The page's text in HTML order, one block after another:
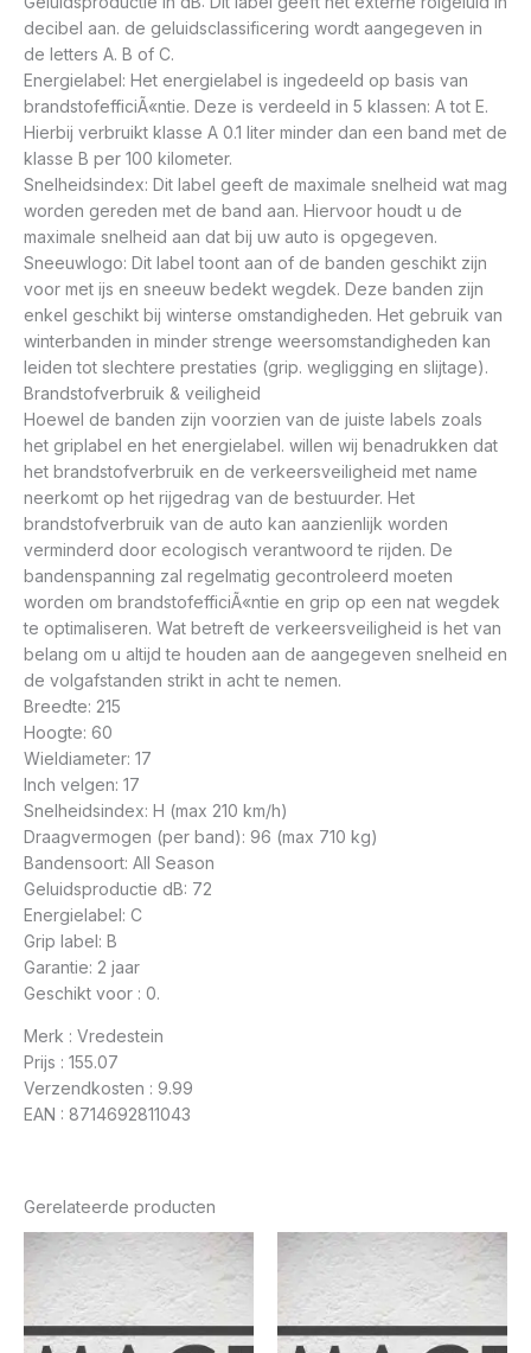
decibel aan. de geluidsclassificering wordt aangegeven in
de letters A. B of C.
Energielabel: Het energielabel is ingedeeld op basis van
brandstofefficiÃ«ntie. Deze is verdeeld in 5 klassen: A tot E.
Hierbij verbruikt klasse A 0.1 liter minder dan een band met de
klasse B per 100 kilometer.
Snelheidsindex: Dit label geeft de maximale snelheid wat mag
worden gereden met de band aan. Hiervoor houdt u de
maximale snelheid aan dat bij uw auto is opgegeven.
Sneeuwlogo: Dit label toont aan of de banden geschikt zijn
voor met ijs en sneeuw bedekt wegdek. Deze banden zijn
enkel geschikt bij winterse omstandigheden. Het gebruik van
winterbanden in minder strenge weersomstandigheden kan
leiden tot slechtere prestaties (grip. wegligging en slijtage).
Brandstofverbruik & veiligheid
Hoewel de banden zijn voorzien van de juiste labels zoals
het griplabel en het energielabel. willen wij benadrukken dat
het brandstofverbruik en de verkeersveiligheid met name
neerkomt op het rijgedrag van de bestuurder. Het
brandstofverbruik van de auto kan aanzienlijk worden
verminderd door ecologisch verantwoord te rijden. De
bandenspanning zal regelmatig gecontroleerd moeten
worden om brandstofefficiÃ«ntie en grip op een nat wegdek
te optimaliseren. Wat betreft de verkeersveiligheid is het van
belang om u altijd te houden aan de aangegeven snelheid en
de volgafstanden strikt in acht te nemen.
Breedte: 215
Hoogte: 60
Wieldiameter: 17
Inch velgen: 17
Snelheidsindex: H (max 210 km/h)
Draagvermogen (per band): 96 (max 710 kg)
Bandensoort: All Season
Geluidsproductie dB: 72
Energielabel: C
Grip label: B
Garantie: 2 jaar
Geschikt voor : 0.
Merk : Vredestein
Prijs : 155.07
Verzendkosten : 9.99
EAN : 8714692811043
Gerelateerde producten